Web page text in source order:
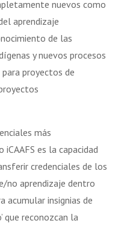
nuevos como
aprendizaje
de las
y nuevos procesos
proyectos de
más
es la capacidad
credenciales de los
no aprendizaje dentro
acumular insignias de
que reconozcan la